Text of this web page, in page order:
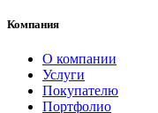
Компания
О компании
Услуги
Покупателю
Портфолио